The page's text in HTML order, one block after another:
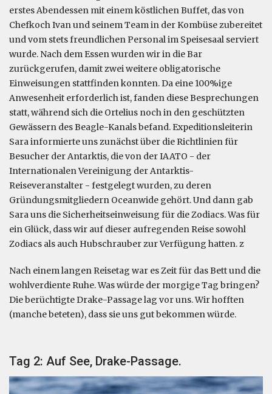
erstes Abendessen mit einem köstlichen Buffet, das von
Chefkoch Ivan und seinem Team in der Kombüse zubereitet
und vom stets freundlichen Personal im Speisesaal serviert
wurde. Nach dem Essen wurden wir in die Bar
zurückgerufen, damit zwei weitere obligatorische
Einweisungen stattfinden konnten. Da eine 100%ige
Anwesenheit erforderlich ist, fanden diese Besprechungen
statt, während sich die Ortelius noch in den geschützten
Gewässern des Beagle-Kanals befand. Expeditionsleiterin
Sara informierte uns zunächst über die Richtlinien für
Besucher der Antarktis, die von der IAATO - der
Internationalen Vereinigung der Antarktis-
Reiseveranstalter - festgelegt wurden, zu deren
Gründungsmitgliedern Oceanwide gehört. Und dann gab
Sara uns die Sicherheitseinweisung für die Zodiacs. Was für
ein Glück, dass wir auf dieser aufregenden Reise sowohl
Zodiacs als auch Hubschrauber zur Verfügung hatten. z
Nach einem langen Reisetag war es Zeit für das Bett und die
wohlverdiente Ruhe. Was würde der morgige Tag bringen?
Die berüchtigte Drake-Passage lag vor uns. Wir hofften
(manche beteten), dass sie uns gut bekommen würde.
Tag 2: Auf See, Drake-Passage.